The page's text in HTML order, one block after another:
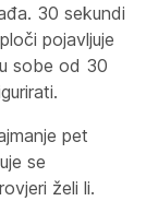
30 sekundi
pojavljuje
sobe od 30
pet
se
želi li.